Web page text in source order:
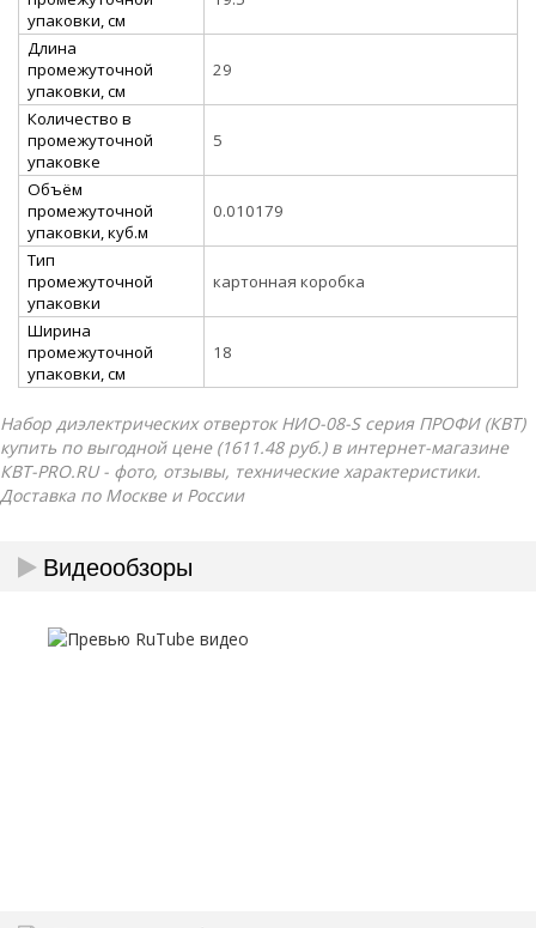
упаковки, см
Длина
промежуточной
упаковки, см
29
Количество в
промежуточной
упаковке
5
Объём
промежуточной
упаковки, куб.м
0.010179
Тип
промежуточной
упаковки
картонная коробка
Ширина
промежуточной
упаковки, см
18
Набор диэлектрических отверток НИО-08-S серия ПРОФИ (КВТ)
купить по выгодной цене (1611.48 руб.) в интернет-магазине
КВТ-PRO.RU - фото, отзывы, технические характеристики.
Доставка по Москве и России
Видеообзоры